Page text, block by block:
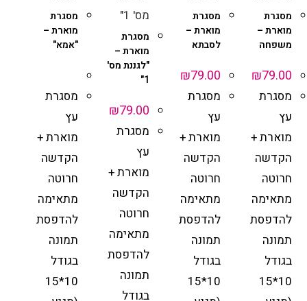
מסגרת
מוארת –
משפחה
₪79.00
מסגרת
עץ
מוארת +
הקדשה
חרוטה
מתאימה
להדפסת
תמונה
בגודל
10*15
מסגרת
מוארת –
לסבתא
₪79.00
מסגרת
עץ
מוארת +
הקדשה
חרוטה
מתאימה
להדפסת
תמונה
בגודל
10*15
מסגרת
מוארת –
"לגננת מס'
₪79.00
מסגרת
עץ
מוארת +
הקדשה
חרוטה
מתאימה
להדפסת
תמונה
בגודל
מסגרת
מוארת –
"אמא"
מסגרת
עץ
מוארת +
הקדשה
חרוטה
מתאימה
להדפסת
תמונה
בגודל
10*15